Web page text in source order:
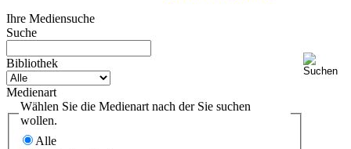
Ihre Mediensuche
Suche
Bibliothek
Medienart
Wählen Sie die Medienart nach der Sie suchen
wollen.
Alle